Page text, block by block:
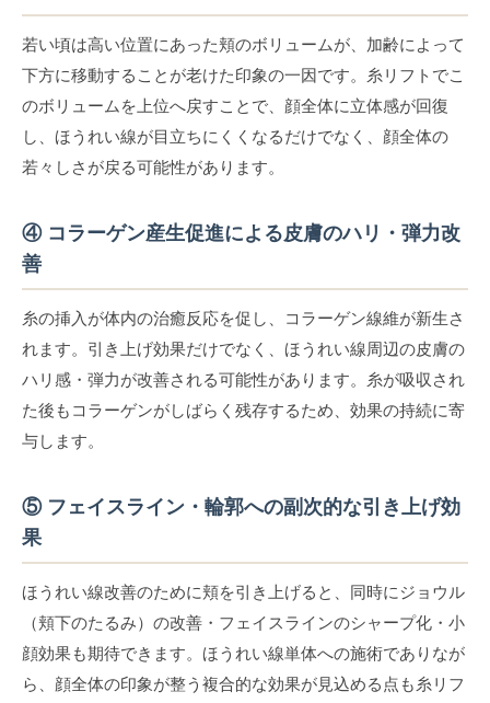
若い頃は高い位置にあった頬のボリュームが、加齢によって
下方に移動することが老けた印象の一因です。糸リフトでこ
のボリュームを上位へ戻すことで、顔全体に立体感が回復
し、ほうれい線が目立ちにくくなるだけでなく、顔全体の
若々しさが戻る可能性があります。
④ コラーゲン産生促進による皮膚のハリ・弾力改
善
糸の挿入が体内の治癒反応を促し、コラーゲン線維が新生さ
れます。引き上げ効果だけでなく、ほうれい線周辺の皮膚の
ハリ感・弾力が改善される可能性があります。糸が吸収され
た後もコラーゲンがしばらく残存するため、効果の持続に寄
与します。
⑤ フェイスライン・輪郭への副次的な引き上げ効
果
ほうれい線改善のために頬を引き上げると、同時にジョウル
（頬下のたるみ）の改善・フェイスラインのシャープ化・小
顔効果も期待できます。ほうれい線単体への施術でありなが
ら、顔全体の印象が整う複合的な効果が見込める点も糸リフ